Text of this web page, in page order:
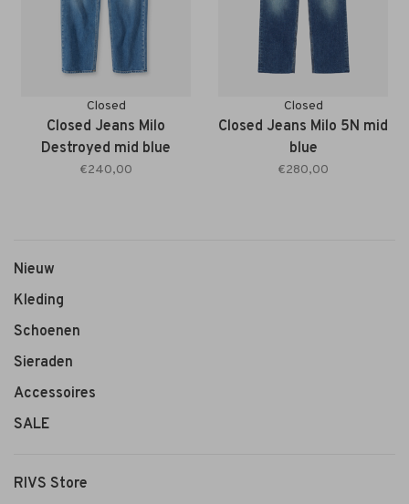
Closed
Closed Jeans Milo
Destroyed mid blue
€240,00
Closed
Closed Jeans Milo 5N mid
blue
€280,00
Nieuw
Kleding
Schoenen
Sieraden
Accessoires
SALE
RIVS Store